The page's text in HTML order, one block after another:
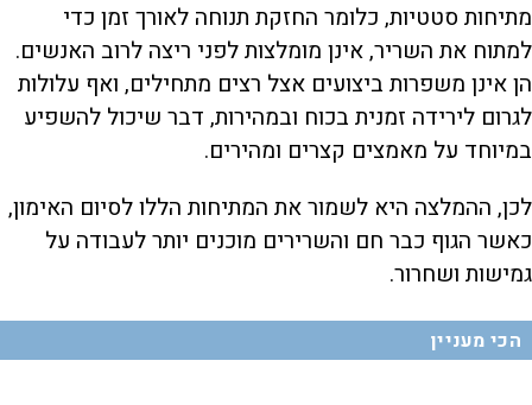
מתיחות סטטיות, כלומר החזקת תנוחה לאורך זמן כדי
למתוח את השריר, אינן מומלצות לפני ריצה לרוב האנשים.
הן אינן משפרות ביצועים אצל רצים מתחילים, ואף עלולות
לגרום לירידה זמנית בכוח ובמהירות, דבר שיכול להשפיע
במיוחד על מאמצים קצרים ומהירים.
לכן, ההמלצה היא לשמור את המתיחות הללו לסיום האימון,
כאשר הגוף כבר חם והשרירים מוכנים יותר לעבודה על
גמישות ושחרור.
הכי מעניין